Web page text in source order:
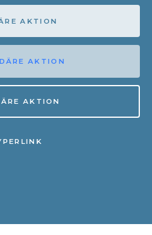
AKTION
AKTION
AKTION